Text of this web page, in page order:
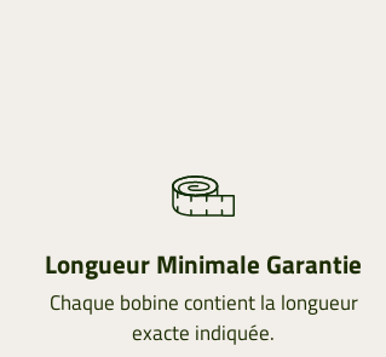
Longueur Minimale Garantie
Chaque bobine contient la longueur
exacte indiquée.